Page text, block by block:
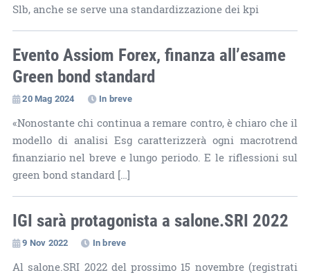
Slb, anche se serve una standardizzazione dei kpi
Evento Assiom Forex, finanza all’esame
Green bond standard
20 Mag 2024 In breve
«Nonostante chi continua a remare contro, è chiaro che il
modello di analisi Esg caratterizzerà ogni macrotrend
finanziario nel breve e lungo periodo. E le riflessioni sul
green bond standard […]
IGI sarà protagonista a salone.SRI 2022
9 Nov 2022 In breve
Al salone.SRI 2022 del prossimo 15 novembre (registrati